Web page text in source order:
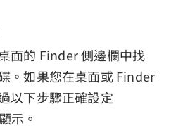
面的 Finder 側邊欄中找
。如果您在桌面或 Finder
以下步驟正確設定
示。